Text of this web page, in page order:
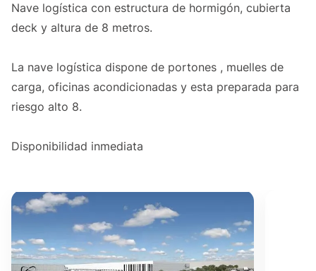
Nave logística con estructura de hormigón, cubierta
deck y altura de 8 metros.
La nave logística dispone de portones , muelles de
carga, oficinas acondicionadas y esta preparada para
riesgo alto 8.
Disponibilidad inmediata